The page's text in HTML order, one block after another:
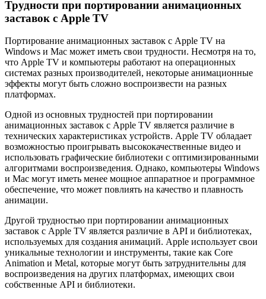
Трудности при портировании анимационных
заставок с Apple TV
Портирование анимационных заставок с Apple TV на
Windows и Mac может иметь свои трудности. Несмотря на то,
что Apple TV и компьютеры работают на операционных
системах разных производителей, некоторые анимационные
эффекты могут быть сложно воспроизвести на разных
платформах.
Одной из основных трудностей при портировании
анимационных заставок с Apple TV является различие в
технических характеристиках устройств. Apple TV обладает
возможностью проигрывать высококачественные видео и
использовать графические библиотеки с оптимизированными
алгоритмами воспроизведения. Однако, компьютеры Windows
и Mac могут иметь менее мощное аппаратное и программное
обеспечение, что может повлиять на качество и плавность
анимации.
Другой трудностью при портировании анимационных
заставок с Apple TV является различие в API и библиотеках,
используемых для создания анимаций. Apple использует свои
уникальные технологии и инструменты, такие как Core
Animation и Metal, которые могут быть затруднительны для
воспроизведения на других платформах, имеющих свои
собственные API и библиотеки.